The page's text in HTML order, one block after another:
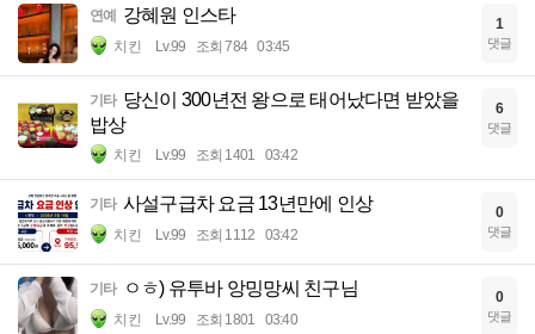
연예 강혜원 인스타
치킨 Lv.99 조회 784 03:45
1
댓글
기타 당신이 300년전 왕으로 태어났다면 받았을
밥상
치킨 Lv.99 조회 1401 03:42
6
댓글
기타 사설구급차 요금 13년만에 인상
치킨 Lv.99 조회 1112 03:42
0
댓글
기타 ㅇㅎ) 유투바 앙밍망씨 친구님
치킨 Lv.99 조회 1801 03:40
0
댓글